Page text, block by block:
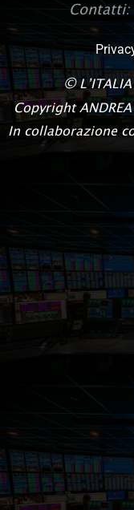
Contatti:
©
Copyright
In collaborazione